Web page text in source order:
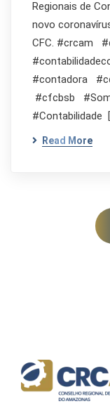
Regionais de
novo
CFC. #crcam
#contadora
#cfcbsb
#Contabilidade
Read More